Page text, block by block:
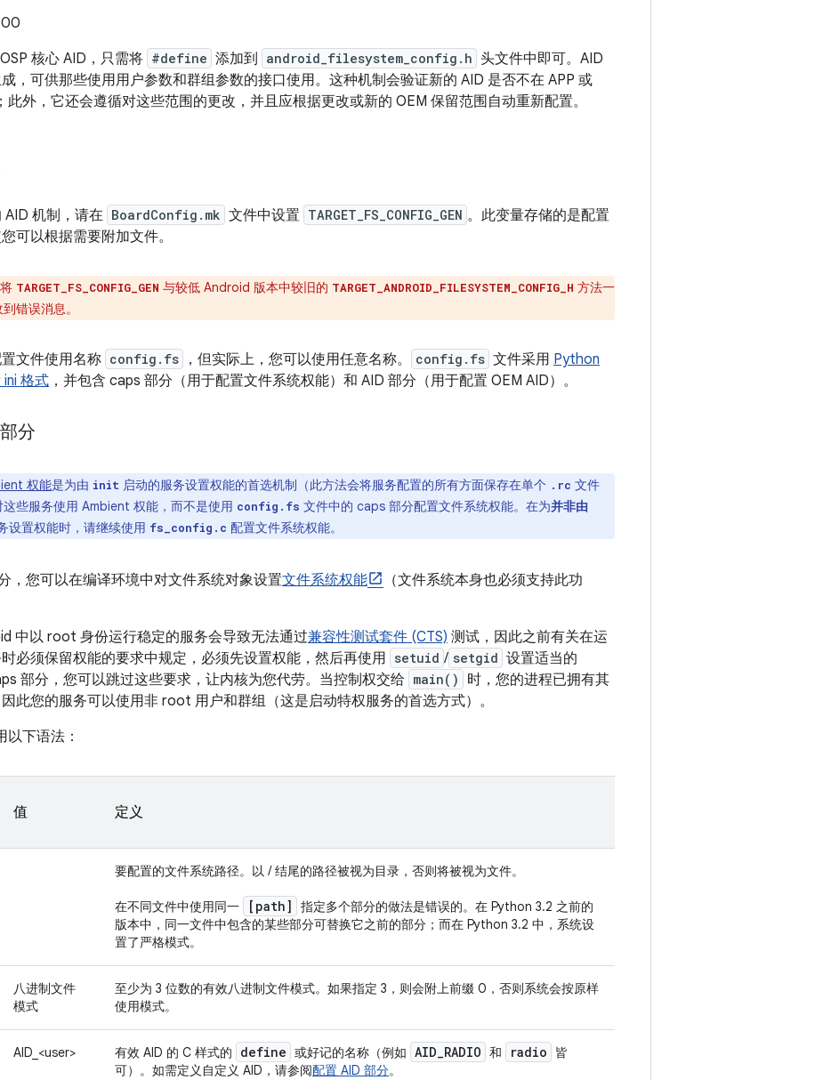
核心 AID，只需将 #define 添加到 android_filesystem_config.h 头文件中即可。AID
，可供那些使用用户参数和群组参数的接口使用。这种机制会验证新的 AID 是否不在 APP 或
此外，它还会遵循对这些范围的更改，并且应根据更改或新的 OEM 保留范围自动重新配置。
AID 机制，请在 BoardConfig.mk 文件中设置 TARGET_FS_CONFIG_GEN 。此变量存储的是配置
可以根据需要附加文件。
TARGET_FS_CONFIG_GEN 与较低 Android 版本中较旧的 TARGET_ANDROID_FILESYSTEM_CONFIG_H 方法一
错误消息。
文件使用名称 config.fs ，但实际上，您可以使用任意名称。 config.fs 文件采用 Python
格式 ，并包含 caps 部分（用于配置文件系统权能）和 AID 部分（用于配置 OEM AID）。
分
权能是为由 init 启动的服务设置权能的首选机制（此方法会将服务配置的所有方面保存在单个 .rc 文件
些服务使用 Ambient 权能，而不是使用 config.fs 文件中的 caps 部分配置文件系统权能。在为并非由
设置权能时，请继续使用 fs_config.c 配置文件系统权能。
，您可以在编译环境中对文件系统对象设置文件系统权能
（文件系统本身也必须支持此功
中以 root 身份运行稳定的服务会导致无法通过兼容性测试套件 (CTS) 测试，因此之前有关在运
必须保留权能的要求中规定，必须先设置权能，然后再使用 setuid / setgid 设置适当的
部分，您可以跳过这些要求，让内核为您代劳。当控制权交给 main()
时，您的进程已拥有其
此您的服务可以使用非 root 用户和群组（这是启动特权服务的首选方式）。
下语法：
值 定义
要配置的文件系统路径。以 / 结尾的路径被视为目录，否则将被视为文件。
在不同文件中使用同一 [path]
指定多个部分的做法是错误的。在 Python 3.2 之前的
版本中，同一文件中包含的某些部分可替换它之前的部分；而在 Python 3.2 中，系统设
置了严格模式。
八进制文件
模式
至少为 3 位数的有效八进制文件模式。如果指定 3，则会附上前缀 0，否则系统会按原样
使用模式。
AID_<user> 有效 AID 的 C 样式的 define 或好记的名称（例如 AID_RADIO 和 radio
皆
可）。如需定义自定义 AID，请参阅配置 AID 部分。